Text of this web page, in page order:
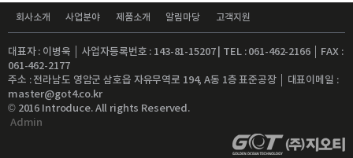
회사소개 사업분야 제품소개 알림마당 고객지원
대표자 : 이병욱 │ 사업자등록번호 : 143-81-15207 | TEL : 061-462-2166 │ FAX :
061-462-2177
주소 : 전라남도 영암군 삼호읍 자유무역로 194, A동 1층 표준공장 │ 대표이메일 :
master@got4.co.kr
© 2016 Introduce. All rights Reserved.
Admin